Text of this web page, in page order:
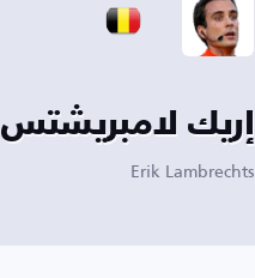
إريك لامبريشتس
Erik Lambrechts